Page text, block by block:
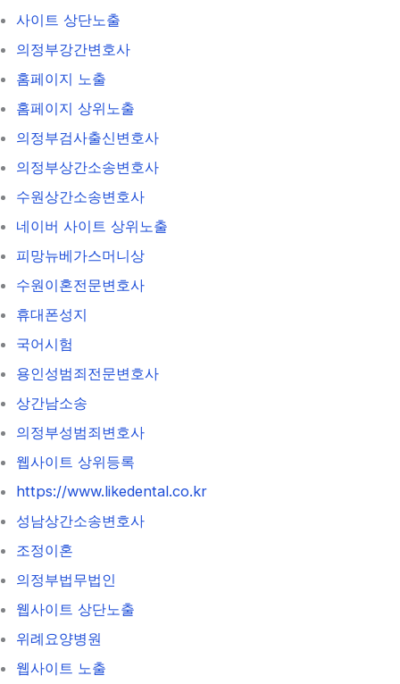
사이트 상단노출
의정부강간변호사
홈페이지 노출
홈페이지 상위노출
의정부검사출신변호사
의정부상간소송변호사
수원상간소송변호사
네이버 사이트 상위노출
피망뉴베가스머니상
수원이혼전문변호사
휴대폰성지
국어시험
용인성범죄전문변호사
상간남소송
의정부성범죄변호사
웹사이트 상위등록
https://www.likedental.co.kr
성남상간소송변호사
조정이혼
의정부법무법인
웹사이트 상단노출
위례요양병원
웹사이트 노출